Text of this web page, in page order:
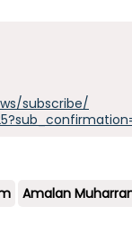
subscribe/
Amalan